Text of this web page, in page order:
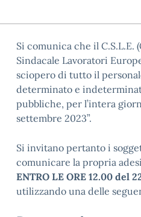
Si comunica che il C.S.L.E.
Sindacale Lavoratori
sciopero di tutto il
determinato e
pubbliche, per l’intera
settembre 2023”.
Si invitano pertanto i
comunicare la propria
ENTRO LE ORE 12.00 del
utilizzando una delle